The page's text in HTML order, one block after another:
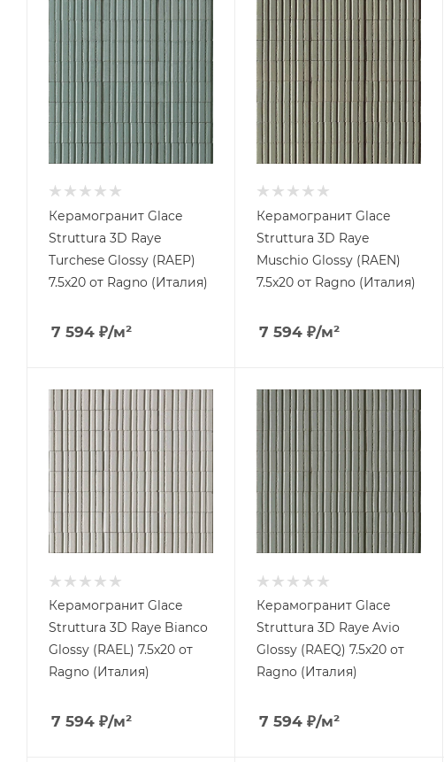
Керамогранит Glace
Struttura 3D Raye
Turchese Glossy (RAEP)
7.5x20 от Ragno (Италия)
7 594 ₽/м²
Керамогранит Glace
Struttura 3D Raye
Muschio Glossy (RAEN)
7.5x20 от Ragno (Италия)
7 594₽/м²
Керамогранит Glace
Struttura 3D Raye Bianco
Glossy (RAEL) 7.5x20 от
Ragno (Италия)
7 594 ₽/м²
Керамогранит Glace
Struttura 3D Raye Avio
Glossy (RAEQ) 7.5x20 от
Ragno (Италия)
7 594₽/м²